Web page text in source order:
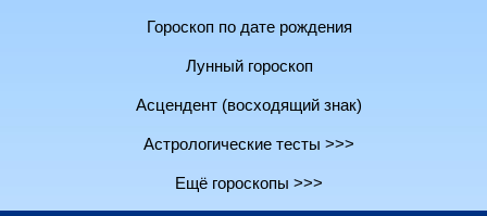
Гороскоп по дате рождения
Лунный гороскоп
Асцендент (восходящий знак)
Астрологические тесты >>>
Ещё гороскопы >>>